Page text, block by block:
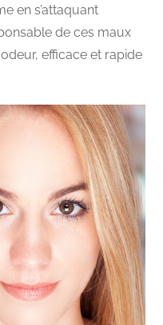
en s’attaquant
de ces maux
efficace et rapide